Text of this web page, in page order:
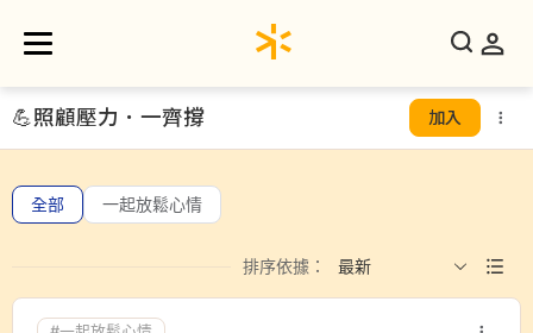
💪照顧壓力．一齊撐 加入
全部 一起放鬆心情
排序依據： 最新